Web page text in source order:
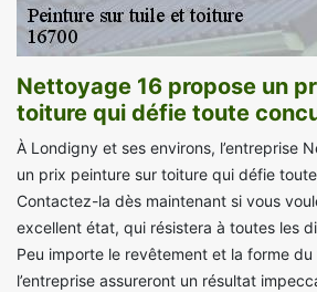
Nettoyage 16 propose un
toiture qui défie toute
À Londigny et ses environs, l’entreprise
un prix peinture sur toiture qui défie
Contactez-la dès maintenant si vous
excellent état, qui résistera à toutes les
Peu importe le revêtement et la forme
l’entreprise assureront un résultat